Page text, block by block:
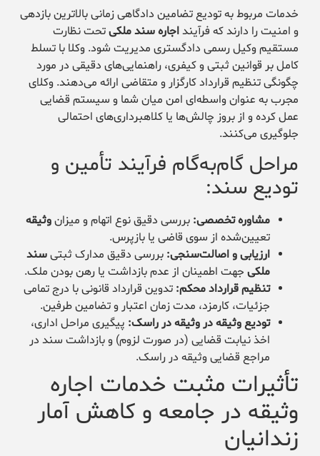
خدمات مربوط به تودیع تضامین دادگاهی زمانی بالاترین بازدهی
و امنیت را دارند که فرآینداجاره سند ملکیتحت نظارت
مستقیم وکیل رسمی دادگستری مدیریت شود. وکلا با تسلط
کامل بر قوانین ثبتی و کیفری، راهنمایی‌های دقیقی در مورد
چگونگی تنظیم قرارداد کارگزار و متقاضی ارائه می‌دهند. وکلای
مجرب به عنوان واسطه‌ای امن میان شما و سیستم قضایی
عمل کرده و از بروز چالش‌ها یا کلاهبرداری‌های احتمالی
جلوگیری می‌کنند.
مراحل گام‌به‌گام فرآیند تأمین و
تودیع سند:
مشاوره تخصصی: بررسی دقیق نوع اتهام و میزانوثیقه
تعیین‌شده از سوی قاضی یا بازپرس.
ارزیابی و اصالت‌سنجی: بررسی دقیق مدارک ثبتیسند
ملکی جهت اطمینان از عدم بازداشت یا رهن بودن ملک.
تنظیم قرارداد محکم: تدوین قرارداد قانونی با درج تمامی
جزئیات، کارمزد، مدت زمان اعتبار و تضامین طرفین.
تودیع وثیقه در وثیقه در راسک: پیگیری مراحل اداری،
اخذ نیابت قضایی (در صورت لزوم) و بازداشت سند در
مراجع قضایی وثیقه در راسک.
تأثیرات مثبت خدمات اجاره
وثیقه در جامعه و کاهش آمار
زندانیان